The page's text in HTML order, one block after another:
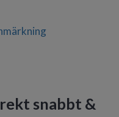
snabbt &